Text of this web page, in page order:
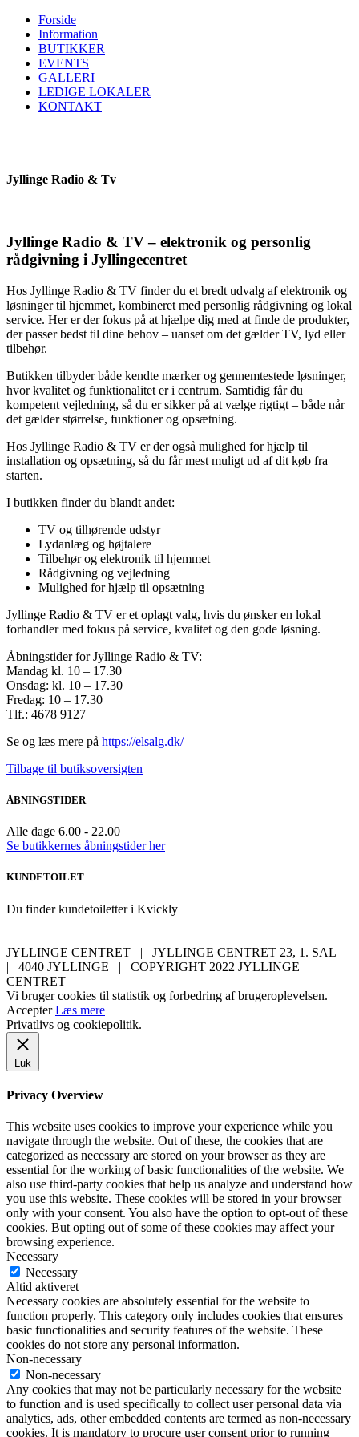
Forside
Information
BUTIKKER
EVENTS
GALLERI
LEDIGE LOKALER
KONTAKT
Jyllinge Radio & Tv
Jyllinge Radio & TV – elektronik og personlig
rådgivning i Jyllingecentret
Hos Jyllinge Radio & TV finder du et bredt udvalg af elektronik og
løsninger til hjemmet, kombineret med personlig rådgivning og lokal
service. Her er der fokus på at hjælpe dig med at finde de produkter,
der passer bedst til dine behov – uanset om det gælder TV, lyd eller
tilbehør.
Butikken tilbyder både kendte mærker og gennemtestede løsninger,
hvor kvalitet og funktionalitet er i centrum. Samtidig får du
kompetent vejledning, så du er sikker på at vælge rigtigt – både når
det gælder størrelse, funktioner og opsætning.
Hos Jyllinge Radio & TV er der også mulighed for hjælp til
installation og opsætning, så du får mest muligt ud af dit køb fra
starten.
I butikken finder du blandt andet:
TV og tilhørende udstyr
Lydanlæg og højtalere
Tilbehør og elektronik til hjemmet
Rådgivning og vejledning
Mulighed for hjælp til opsætning
Jyllinge Radio & TV er et oplagt valg, hvis du ønsker en lokal
forhandler med fokus på service, kvalitet og den gode løsning.
Åbningstider for Jyllinge Radio & TV:
Mandag kl. 10 – 17.30
Onsdag: kl. 10 – 17.30
Fredag: 10 – 17.30
Tlf.: 4678 9127
Se og læs mere på https://elsalg.dk/
Tilbage til butiksoversigten
ÅBNINGSTIDER
Alle dage 6.00 - 22.00
Se butikkernes åbningstider her
KUNDETOILET
Du finder kundetoiletter i Kvickly
JYLLINGE CENTRET | JYLLINGE CENTRET 23, 1. SAL
| 4040 JYLLINGE | COPYRIGHT 2022 JYLLINGE
CENTRET
Vi bruger cookies til statistik og forbedring af brugeroplevelsen.
Accepter Læs mere
Privatlivs og cookiepolitik.
Luk
Privacy Overview
This website uses cookies to improve your experience while you
navigate through the website. Out of these, the cookies that are
categorized as necessary are stored on your browser as they are
essential for the working of basic functionalities of the website. We
also use third-party cookies that help us analyze and understand how
you use this website. These cookies will be stored in your browser
only with your consent. You also have the option to opt-out of these
cookies. But opting out of some of these cookies may affect your
browsing experience.
Necessary
Necessary
Altid aktiveret
Necessary cookies are absolutely essential for the website to
function properly. This category only includes cookies that ensures
basic functionalities and security features of the website. These
cookies do not store any personal information.
Non-necessary
Non-necessary
Any cookies that may not be particularly necessary for the website
to function and is used specifically to collect user personal data via
analytics, ads, other embedded contents are termed as non-necessary
cookies. It is mandatory to procure user consent prior to running